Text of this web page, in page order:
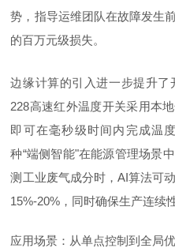
势，指导运维团队在故障发生
的百万元级损失。
边缘计算的引入进一步提升了
228高速红外温度开关采用本
即可在毫秒级时间内完成温
种“端侧智能"在能源管理场景
测工业废气成分时，AI算法可
15%-20%，同时确保生产连续性
应用场景：从单点控制到全局